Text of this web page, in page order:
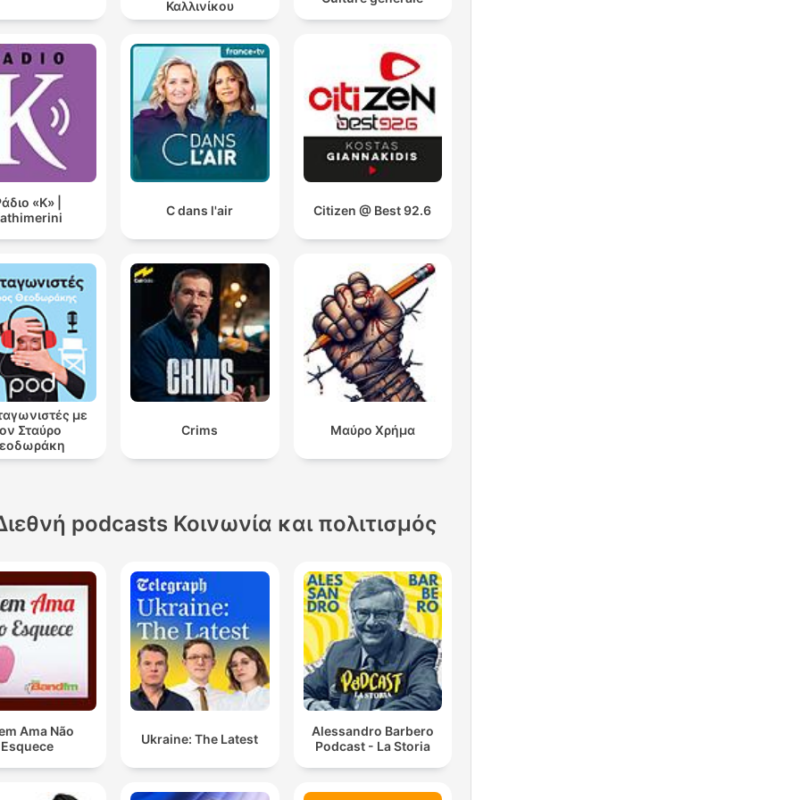
comprendre le basculement soudain de l'agresseur.
Elle m'a remerciée d'avoir écrit ce livre, qui est
finalement la seule trace de sa maman, qui, comme
toutes les victimes de féminicides, est totalement
invisibilisée.
00:43:41 · L'autrice souligne l'importance de son travail pour
redonner une existence et une mémoire aux victimes de
C'est aussi toute une histoire familiale, tout un héritage,
notamment ce fameux héritage patriarcal, cette prison à
l'intérieur de laquelle on enferme les petits garçons dès
l'enfance.
00:34:26 · L'autrice explique le contexte sociologique et éducatif
qui peut mener à de tels actes de violence.
Καλλινίκου
«Κ» |
C dans l'air Citizen @ Best 92.6
με
Σταύρο
Crims Μαύρο Χρήμα
podcasts Κοινωνία και πολιτισμός
Ama Não
Esquece
Ukraine: The Latest
Alessandro Barbero
Podcast - La Storia